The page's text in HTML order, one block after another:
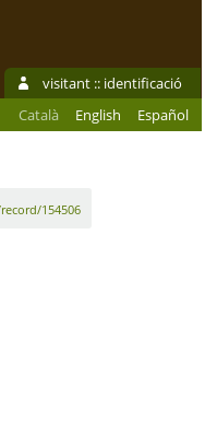
visitant :: identificació
Català English Español
154506